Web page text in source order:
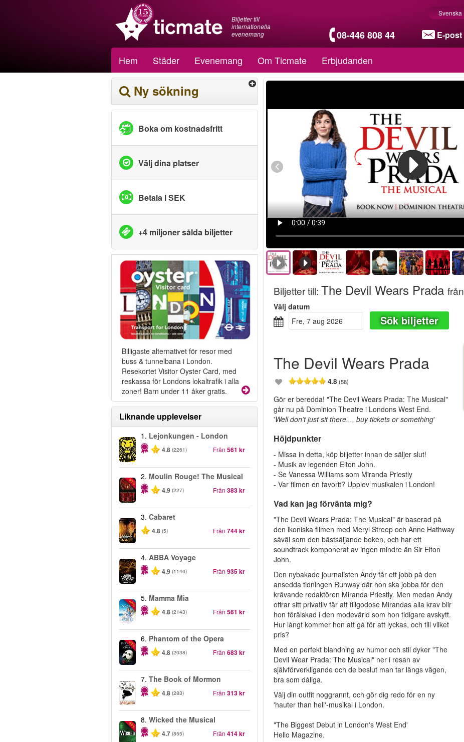
Biljetter till
internationella
evenemang
08-446 808 44 E-post
Svenska
Hem Städer Evenemang Om Ticmate Erbjudanden
Ny sökning
Boka om kostnadsfritt
Välj dina platser
Betala i SEK
+4 miljoner sålda biljetter
Billigaste alternativet för resor med
buss & tunnelbana i London.
Resekortet Visitor Oyster Card, med
reskassa för Londons lokaltrafik i alla
zoner! Barn under 11 åker gratis.
Liknande upplevelser
1. Lejonkungen - London
4.8 (2261) Från 561 kr
-50%
2. Moulin Rouge! The Musical
4.9 (227) Från 383 kr
3. Cabaret
4.8 (5) Från 744 kr
4. ABBA Voyage
4.9 (1140) Från 935 kr
-40%
5. Mamma Mia
4.8 (2143) Från 561 kr
-20%
6. Phantom of the Opera
4.8 (2038) Från 683 kr
7. The Book of Mormon
4.8 (283) Från 313 kr
-50%
8. Wicked the Musical
4.7 (855) Från 414 kr
Biljetter till:The Devil Wears Prada från
Välj datum
fre, 7 aug 2026
Sök biljetter
The Devil Wears Prada
4.8(58)
Gör er beredda! "The Devil Wears Prada: The Musical"
går nu på Dominion Theatre i Londons West End.
'Well don’t just sit there..., buy tickets or something'
Höjdpunkter
- Missa in detta, köp biljetter innan de säljer slut!
- Musik av legenden Elton John.
- Se Vanessa Williams som Miranda Priestly
- Var filmen en favorit? Upplev musikalen i London!
Vad kan jag förvänta mig?
"The Devil Wears Prada: The Musical" är baserad på
den ikoniska filmen med Meryl Streep och Anne Hathway
såväl som den bästsäljande boken, och har ett
soundtrack komponerat av ingen mindre än Sir Elton
John.
Den nybakade journalisten Andy får ett jobb på den
ansedda tidningen Runway där hon ska jobba för den
krävande redaktören Miranda Priestly. Men medan Andy
offrar sitt privatliv fär att tillgodose Mirandas alla krav blir
hon förälskad i den modevärld som hon tidigare avskytt.
Hur långt kommer hon att gå för att lyckas, och till vilket
pris?
Med en perfekt blandning av humor och stil dyker "The
Devil Wear Prada: The Musical" ner i resan av
självförverkligande och de beslut man tar längs vägen,
bra som dåliga.
Välj din outfit noggrannt, och gör dig redo för en ny
'hauter than hell'-musikal i London.
"The Biggest Debut in London's West End'
Hello Magazine.